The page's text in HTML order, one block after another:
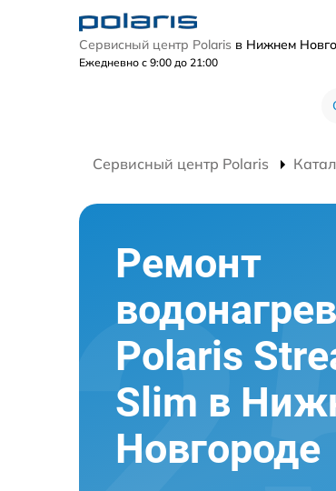
Сервисный центр Polaris в Нижнем
Ежедневно с 9:00 до 21:00
Сервисный центр Polaris
Ремонт
Polaris
Slim в
Новгороде